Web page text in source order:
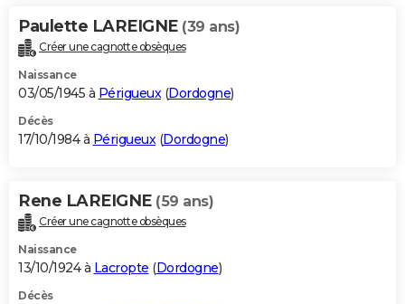
Paulette LAREIGNE (39 ans)
Créer une cagnotte obsèques
Naissance
03/05/1945 à Périgueux(Dordogne)
Décès
17/10/1984 à Périgueux(Dordogne)
Rene LAREIGNE (59 ans)
Créer une cagnotte obsèques
Naissance
13/10/1924 à Lacropte (Dordogne)
Décès